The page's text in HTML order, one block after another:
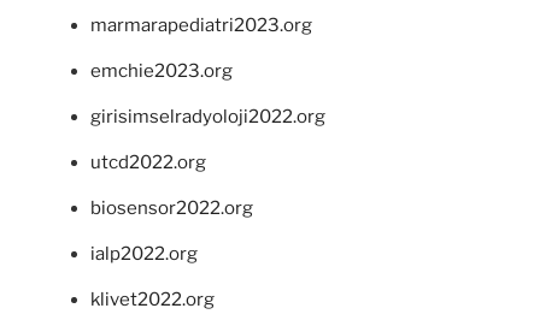
marmarapediatri2023.org
emchie2023.org
girisimselradyoloji2022.org
utcd2022.org
biosensor2022.org
ialp2022.org
klivet2022.org